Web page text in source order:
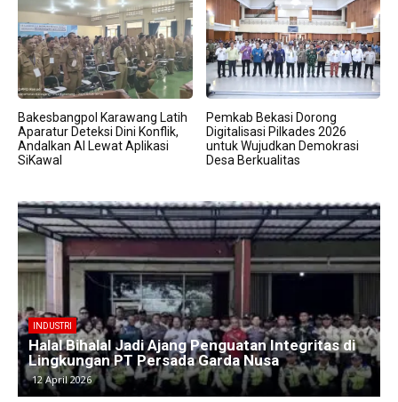
Bakesbangpol Karawang Latih
Aparatur Deteksi Dini Konflik,
Andalkan AI Lewat Aplikasi
SiKawal
Pemkab Bekasi Dorong
Digitalisasi Pilkades 2026
untuk Wujudkan Demokrasi
Desa Berkualitas
BERITA
Kawasan Industri Cikarang Kembali Padat,
Produksi dan Logistik Beroperasi Penuh”
9 April 2026